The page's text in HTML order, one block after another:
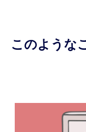
このような